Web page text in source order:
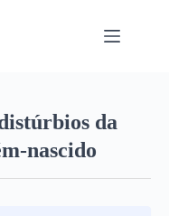
da
nascido